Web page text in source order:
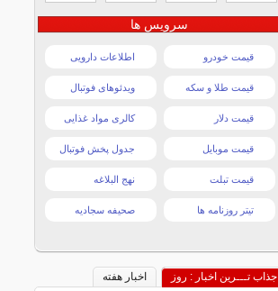
سرویس ها
قیمت خودرو اطلاعات دارویی
قیمت طلا و سکه ویدئوهای فوتبال
قیمت دلار کالری مواد غذایی
قیمت موبایل جدول پخش فوتبال
قیمت تبلت نهج البلاغه
تیتر روزنامه ها صحیفه سجادیه
جذاب تـــرین اخبار : روز
اخبار هفته